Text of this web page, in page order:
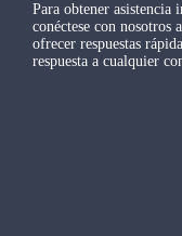
Para obtener asistencia
conéctese con nosotros
ofrecer respuestas
respuesta a cualquier